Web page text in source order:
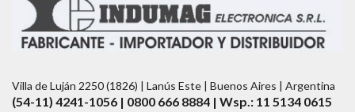
Villa de Luján 2250 (1826) | Lanús Este | Buenos Aires | Argentina
(54-11) 4241-1056 | 0800 666 8884 | Wsp.: 11 5134 0615